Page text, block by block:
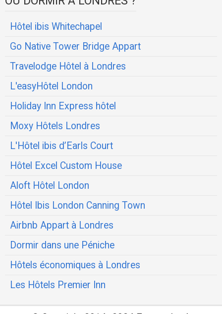
Hôtel ibis Whitechapel
Go Native Tower Bridge Appart
Travelodge Hôtel à Londres
L'easyHôtel London
Holiday Inn Express hôtel
Moxy Hôtels Londres
L'Hôtel ibis d’Earls Court
Hôtel Excel Custom House
Aloft Hôtel London
Hôtel Ibis London Canning Town
Airbnb Appart à Londres
Dormir dans une Péniche
Hôtels économiques à Londres
Les Hôtels Premier Inn